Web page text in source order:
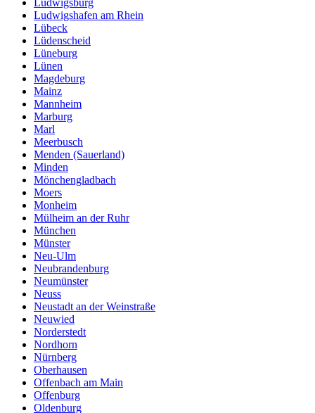
Ludwigsburg
Ludwigshafen am Rhein
Lübeck
Lüdenscheid
Lüneburg
Lünen
Magdeburg
Mainz
Mannheim
Marburg
Marl
Meerbusch
Menden (Sauerland)
Minden
Mönchengladbach
Moers
Monheim
Mülheim an der Ruhr
München
Münster
Neu-Ulm
Neubrandenburg
Neumünster
Neuss
Neustadt an der Weinstraße
Neuwied
Norderstedt
Nordhorn
Nürnberg
Oberhausen
Offenbach am Main
Offenburg
Oldenburg